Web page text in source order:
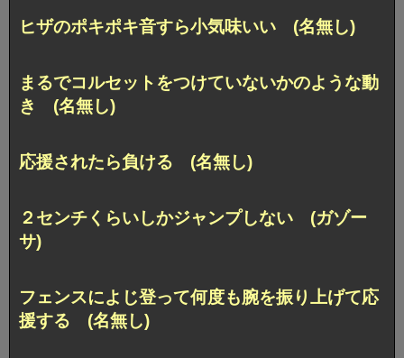
ヒザのポキポキ音すら小気味いい (名無し)
まるでコルセットをつけていないかのような動
き (名無し)
応援されたら負ける (名無し)
２センチくらいしかジャンプしない (ガゾー
サ)
フェンスによじ登って何度も腕を振り上げて応
援する (名無し)